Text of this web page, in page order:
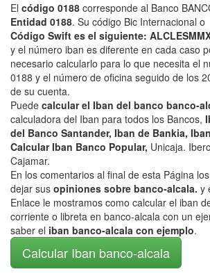
El código 0188 corresponde al Banco
Entidad 0188. Su código Bic Internacional o
Código Swift es el siguiente:
y el número iban es diferente en cada caso
necesario calcularlo para lo que necesita el
0188 y el número de oficina seguido de los
de su cuenta.
Puede calcular el Iban del banco banco-
calculadora del Iban para todos los Bancos,
del Banco Santander, Iban de Bankia,
Calcular Iban Banco Popular, Unicaja.
Cajamar.
En los comentarios al final de esta Página
dejar sus opiniones sobre banco-alcala. y
Enlace le mostramos como calcular el iban
corriente o libreta en banco-alcala con un
saber el iban banco-alcala con ejemplo.
Calcular Iban banco-alcala